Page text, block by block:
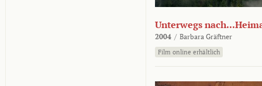
Unterwegs
2004 / Barbara Gräftner
Film online erhältlich